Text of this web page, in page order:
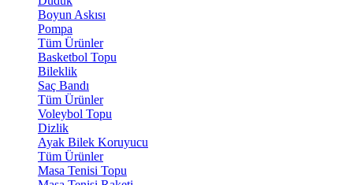
Boyun Askısı
Pompa
Tüm Ürünler
Basketbol Topu
Bileklik
Saç Bandı
Tüm Ürünler
Voleybol Topu
Dizlik
Ayak Bilek Koruyucu
Tüm Ürünler
Masa Tenisi Topu